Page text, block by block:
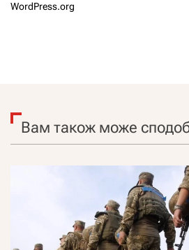
WordPress.org
Вам також може